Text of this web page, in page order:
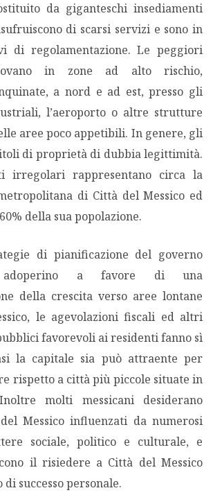
da giganteschi insediamenti
di scarsi servizi e sono in
di regolamentazione. Le peggiori
in zone ad alto rischio,
a nord e ad est, presso gli
l’aeroporto o altre strutture
aree poco appetibili. In genere, gli
di proprietà di dubbia legittimità.
irregolari rappresentano circa la
di Città del Messico ed
della sua popolazione.
di pianificazione del governo
a favore di una
della crescita verso aree lontane
le agevolazioni fiscali ed altri
favorevoli ai residenti fanno sì
la capitale sia può attraente per
rispetto a città più piccole situate in
molti messicani desiderano
Messico influenzati da numerosi
sociale, politico e culturale, e
il risiedere a Città del Messico
successo personale.